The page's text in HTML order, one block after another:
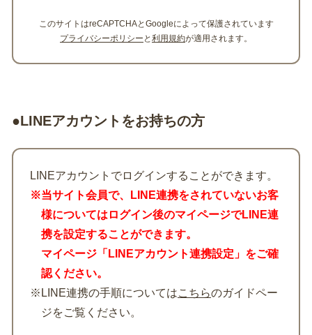
このサイトはreCAPTCHAとGoogleによって保護されています
プライバシーポリシー と 利用規約が適用されます。
●LINEアカウントをお持ちの方
LINEアカウントでログインすることができます。
※当サイト会員で、LINE連携をされていないお客
様についてはログイン後のマイページでLINE連
携を設定することができます。
マイページ「LINEアカウント連携設定」をご確
認ください。
※LINE連携の手順についてはこちらのガイドペー
ジをご覧ください。